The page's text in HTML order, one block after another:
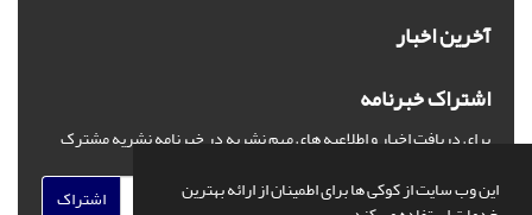
این وب سایت از کوکی ها برای اطمینان از ارائه بهترین
آخرین اخبار
اشتراک خبرنامه
برای دریافت اخبار و اطلاعیه های مهم نشریه در خبرنامه نشریه مشترک
اشتراک